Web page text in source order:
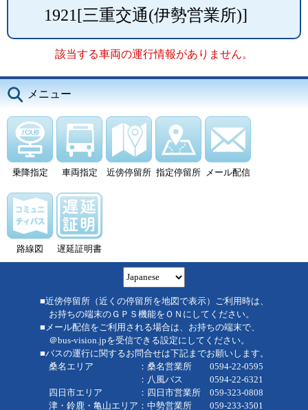
1921[三重交通(伊勢営業所)]
該当する車両の運行情報がありません。
メニュー
乗降指定 車両指定 近傍停留所 指定停留所 メール配信
路線図 遅延証明書
■近傍停留所（近くの停留所を地図で表示）ご利用時は、
お持ちの端末のＧＰＳ機能をＯＮにしてください。
■メール配信をご利用される場合は、お持ちの端末で、
＠bus-vision.jpを受信できる設定にしてください。
■バスの運行に関するお問合せは下記までお願いします。
桑名エリア ：桑名営業所 0594-22-0595
：八風バス 0594-22-6321
四日市エリア ：四日市営業所 059-323-0808
津・鈴鹿・亀山エリア：中勢営業所 059-233-3501